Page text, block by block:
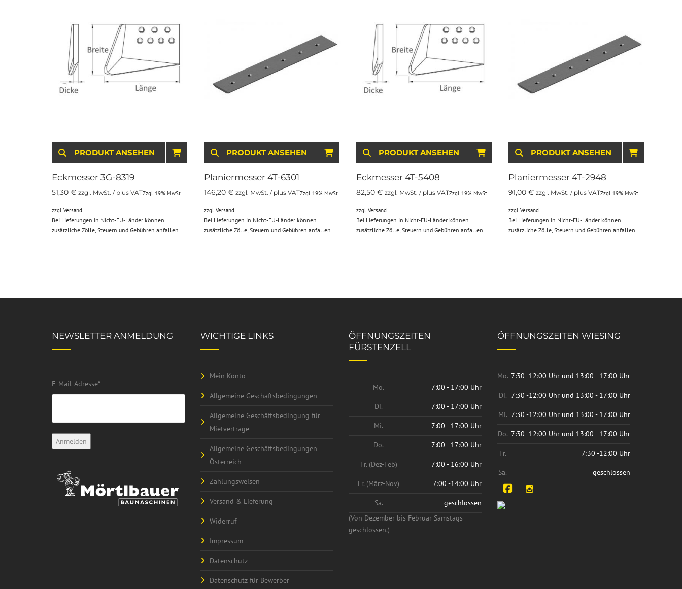
PRODUKT ANSEHEN
Eckmesser 3G-8319
51,30 € zzgl. MwSt. / plus VATZzgl. 19% MwSt.
zzgl.Versand
Bei Lieferungen in Nicht-EU-Länder können
zusätzliche Zölle, Steuern und Gebühren anfallen.
PRODUKT ANSEHEN
Planiermesser 4T-6301
146,20 € zzgl. MwSt. / plus VATZzgl. 19% MwSt.
zzgl.Versand
Bei Lieferungen in Nicht-EU-Länder können
zusätzliche Zölle, Steuern und Gebühren anfallen.
PRODUKT ANSEHEN
Eckmesser 4T-5408
82,50 € zzgl. MwSt. / plus VATZzgl. 19% MwSt.
zzgl.Versand
Bei Lieferungen in Nicht-EU-Länder können
zusätzliche Zölle, Steuern und Gebühren anfallen.
PRODUKT ANSEHEN
Planiermesser 4T-2948
91,00 € zzgl. MwSt. / plus VATZzgl. 19% MwSt.
zzgl.Versand
Bei Lieferungen in Nicht-EU-Länder können
zusätzliche Zölle, Steuern und Gebühren anfallen.
NEWSLETTER ANMELDUNG
E-Mail-Adresse*
WICHTIGE LINKS
Mein Konto
Allgemeine Geschäftsbedingungen
Allgemeine Geschäftsbedingung für
Mietverträge
Allgemeine Geschäftsbedingungen
Österreich
Zahlungsweisen
Versand & Lieferung
Widerruf
Impressum
Datenschutz
Datenschutz für Bewerber
ÖFFNUNGSZEITEN
FÜRSTENZELL
Mo. 7:00 - 17:00 Uhr
Di. 7:00 - 17:00 Uhr
Mi. 7:00 - 17:00 Uhr
Do. 7:00 - 17:00 Uhr
Fr. (Dez-Feb) 7:00 - 16:00 Uhr
Fr. (März-Nov) 7:00 -14:00 Uhr
Sa.
geschlossen
(Von Dezember bis Februar Samstags
geschlossen.)
ÖFFNUNGSZEITEN WIESING
Mo. 7:30 -12:00 Uhr und 13:00 - 17:00 Uhr
Di. 7:30 -12:00 Uhr und 13:00 - 17:00 Uhr
Mi. 7:30 -12:00 Uhr und 13:00 - 17:00 Uhr
Do. 7:30 -12:00 Uhr und 13:00 - 17:00 Uhr
Fr. 7:30 -12:00 Uhr
Sa. geschlossen
Facebook